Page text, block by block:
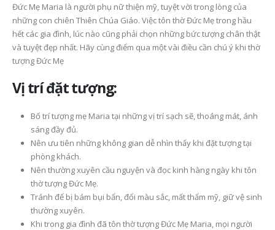
Đức Mẹ Maria là người phụ nữ thiện mỹ, tuyệt vời trong lòng của
những con chiên Thiên Chúa Giáo. Việc tôn thờ Đức Mẹ trong hầu
hết các gia đình, lúc nào cũng phải chọn những bức tượng chân thật
và tuyệt đẹp nhất. Hãy cùng điểm qua một vài điều cần chú ý khi thờ
tượng Đức Mẹ
Vị trí đặt tượng:
Bố trí tượng mẹ Maria tại những vị trí sạch sẽ, thoáng mát, ánh
sáng đầy đủ.
Nên ưu tiên những không gian dễ nhìn thấy khi đặt tượng tại
phòng khách.
Nên thường xuyên cầu nguyện và đọc kinh hàng ngày khi tôn
thờ tượng Đức Mẹ.
Tránh để bị bám bụi bẩn, đổi màu sắc, mất thẩm mỹ, giữ vệ sinh
thường xuyên.
Khi trong gia đình đã tôn thờ tượng Đức Mẹ Maria, mọi người